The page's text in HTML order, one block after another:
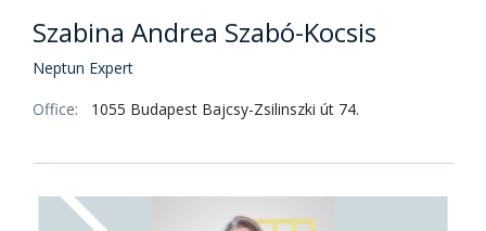
Szabina Andrea Szabó-Kocsis
Neptun Expert
Office:
1055 Budapest Bajcsy-Zsilinszki út 74.